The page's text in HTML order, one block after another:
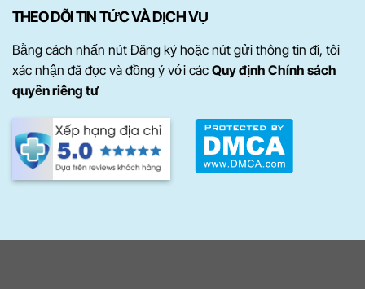
THEO DÕI TIN TỨC VÀ DỊCH VỤ
Bằng cách nhấn nút Đăng ký hoặc nút gửi thông tin đi, tôi
xác nhận đã đọc và đồng ý với các Quy định Chính sách
quyền riêng tư